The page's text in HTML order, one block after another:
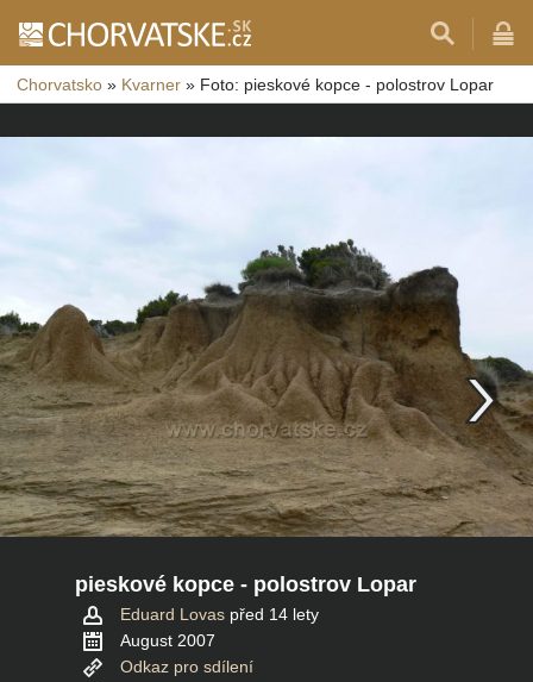
Chorvatsko » Kvarner » Foto: pieskové kopce - polostrov Lopar
pieskové kopce - polostrov Lopar
Eduard Lovas před 14 lety
August 2007
Odkaz pro sdílení